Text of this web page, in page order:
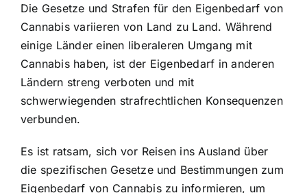
Die Gesetze und Strafen für den Eigenbedarf von
Cannabis variieren von Land zu Land. Während
einige Länder einen liberaleren Umgang mit
Cannabis haben, ist der Eigenbedarf in anderen
Ländern streng verboten und mit
schwerwiegenden strafrechtlichen Konsequenzen
verbunden.
Es ist ratsam, sich vor Reisen ins Ausland über
die spezifischen Gesetze und Bestimmungen zum
Eigenbedarf von Cannabis zu informieren, um